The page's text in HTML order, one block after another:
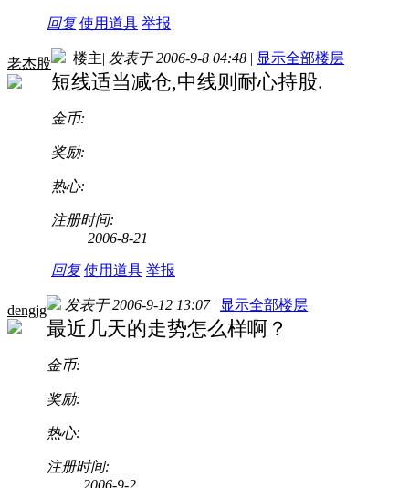
回复 使用道具 举报
老杰股 楼主| 发表于 2006-9-8 04:48 | 显示全部楼层
短线适当减仓,中线则耐心持股.
金币:
奖励:
热心:
注册时间:
2006-8-21
回复 使用道具 举报
dengjg 发表于 2006-9-12 13:07 | 显示全部楼层
最近几天的走势怎么样啊？
金币:
奖励:
热心:
注册时间:
2006-9-2